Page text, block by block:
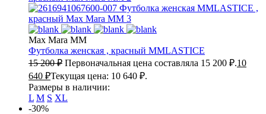
Max Mara MM
Футболка женская , красный MMLASTICE
15 200₽ Первоначальная цена составляла 15 200 ₽.10
640 ₽Текущая цена: 10 640 ₽.
Размеры в наличии:
L M S XL
-30%